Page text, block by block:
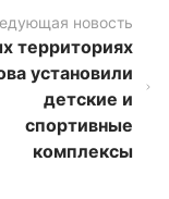
новость
территориях
установили
детские и
спортивные
комплексы